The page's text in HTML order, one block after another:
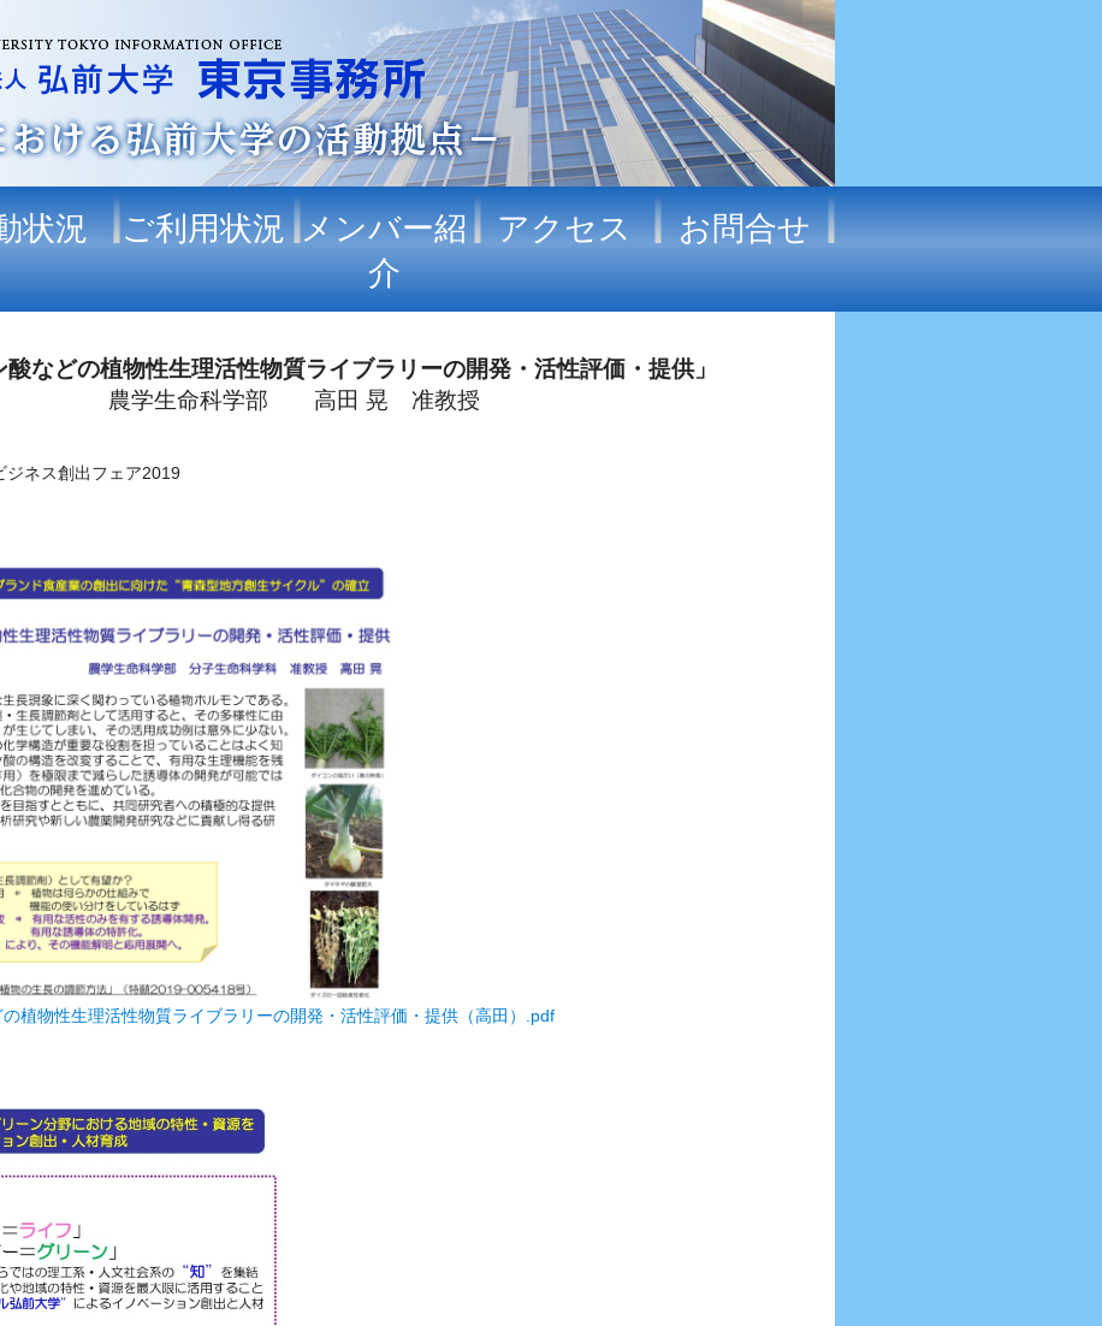
状況 ご利用状況 メンバー紹
介
アクセス お問合せ
酸などの植物性生理活性物質ライブラリーの開発・活性評価・提供」
農学生命科学部 高田 晃 准教授
ス創出フェア2019
植物性生理活性物質ライブラリーの開発・活性評価・提供（高田）.pdf